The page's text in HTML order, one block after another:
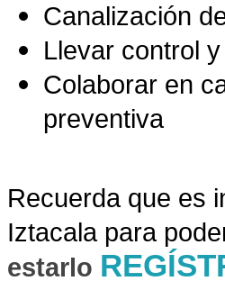
Canalización
Llevar control
Colaborar en
preventiva
Recuerda que es
Iztacala para
estarlo